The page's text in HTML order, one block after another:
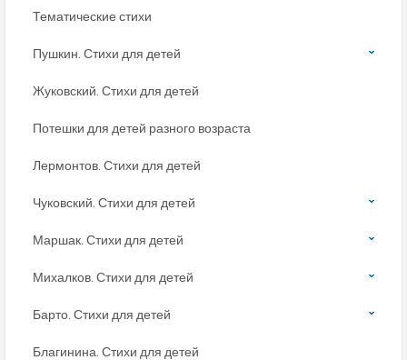
Тематические стихи
Пушкин. Стихи для детей
Жуковский. Стихи для детей
Потешки для детей разного возраста
Лермонтов. Стихи для детей
Чуковский. Стихи для детей
Маршак. Стихи для детей
Михалков. Стихи для детей
Барто. Стихи для детей
Благинина. Стихи для детей